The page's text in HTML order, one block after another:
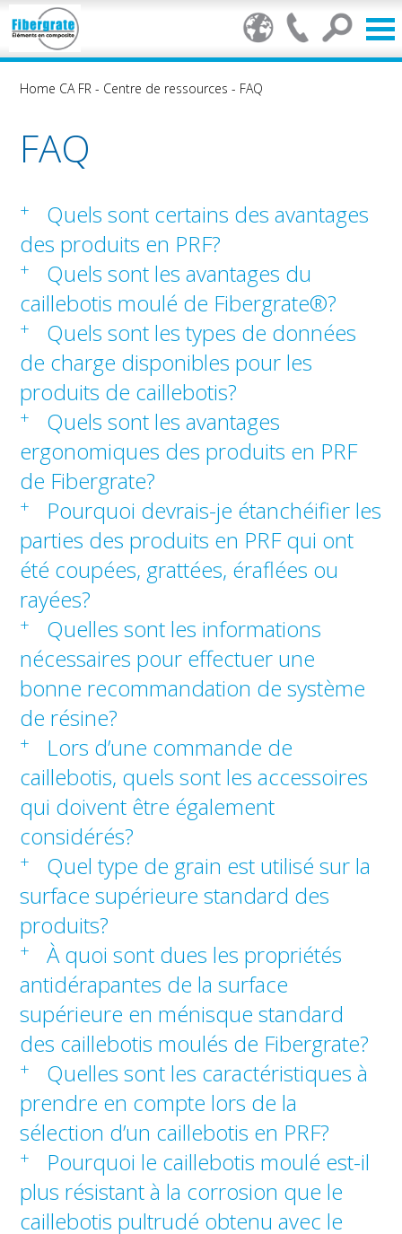
Home CA FR - Centre de ressources - FAQ
FAQ
+
Quels sont certains des avantages
des produits en PRF?
+
Quels sont les avantages du
caillebotis moulé de Fibergrate®?
+
Quels sont les types de données
de charge disponibles pour les
produits de caillebotis?
+
Quels sont les avantages
ergonomiques des produits en PRF
de Fibergrate?
+
Pourquoi devrais-je étanchéifier les
parties des produits en PRF qui ont
été coupées, grattées, éraflées ou
rayées?
+
Quelles sont les informations
nécessaires pour effectuer une
bonne recommandation de système
de résine?
+
Lors d’une commande de
caillebotis, quels sont les accessoires
qui doivent être également
considérés?
+
Quel type de grain est utilisé sur la
surface supérieure standard des
produits?
+
À quoi sont dues les propriétés
antidérapantes de la surface
supérieure en ménisque standard
des caillebotis moulés de Fibergrate?
+
Quelles sont les caractéristiques à
prendre en compte lors de la
sélection d’un caillebotis en PRF?
+
Pourquoi le caillebotis moulé est-il
plus résistant à la corrosion que le
caillebotis pultrudé obtenu avec le